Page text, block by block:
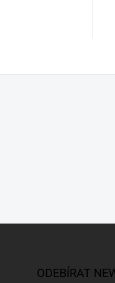
ODEBÍRAT